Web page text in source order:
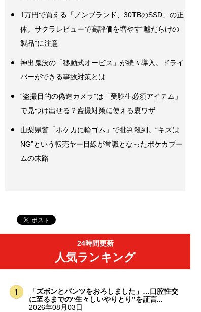
1万円で買える「ノンブランド、30TBのSSD」の正
体。サクラレビューで高評価を増やす“嘘だらけの
製品”に注意
神出鬼没の「移動式オービス」が続々導入。ドライ
バーができる事故対策とは
“盗撮目的の偽造カメラ”は「受験生必須アイテム」
で見つけ出せる？盗撮対策に使える裏ワザ
山梨県警「ポケカに輪ゴム」で批判殺到。“キズは
NG”という転売ヤー目線が常識となったポケカブー
ムの末路
24時間更新
人気ランキング
「ズボンとパンツをおろしました」…口腔性交
に至るまでの“生々しいやりとり”を証言...
2026年08月03日